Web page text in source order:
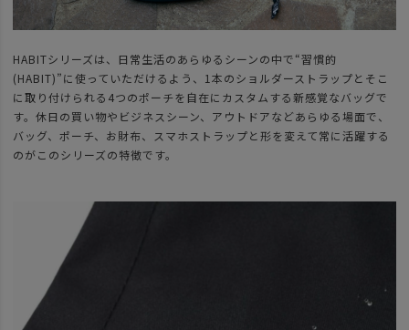
HABITシリーズは、日常生活のあらゆるシーンの中で“習慣的
(HABIT)”に使っていただけるよう、1本のショルダーストラップとそこ
に取り付けられる4つのポーチを自在にカスタムする新感覚なバッグで
す。休日の買い物やビジネスシーン、アウトドアなどあらゆる場面で、
バッグ、ポーチ、お財布、スマホストラップと形を変えて常に活躍する
のがこのシリーズの特徴です。